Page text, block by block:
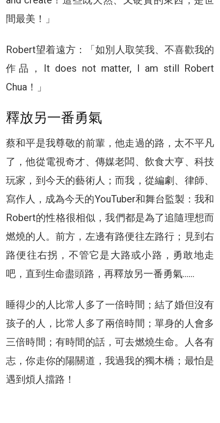
間最美！」
Robert望着遠方：「如別人取笑我、不喜歡我的
作品，It does not matter, I am still Robert
Chua！」
釋放另一番勇氣
蔡和平是我尊敬的前輩，他走過的路，太不平凡
了，他從電視奇才、傳媒老闆、飲食大亨、科技
玩家，到今天的藝術人；而我，從編劇、律師、
寫作人，成為今天的YouTuber和舞台監製：我和
Robert的性格很相似，我們都是為了追隨理想而
燃燒的人。前方，左邊有路便往左路行；見到右
路便往右拐，不管它是大路或小路，勇敢地走
吧，直到生命盡頭路，再釋放另一番勇氣……
睡得少的人比常人多了一倍時間；結了婚但沒有
孩子的人，比常人多了兩倍時間；單身的人會多
三倍時間；有時間的話，可去燃燒生命。人各有
志，你走你的陽關道，我過我的獨木橋；最怕是
遇到煩人擋路！